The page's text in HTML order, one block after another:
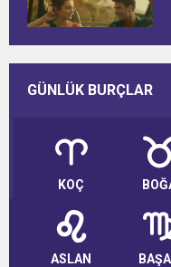
GÜNLÜK BURÇLAR
KOÇ
ASLAN